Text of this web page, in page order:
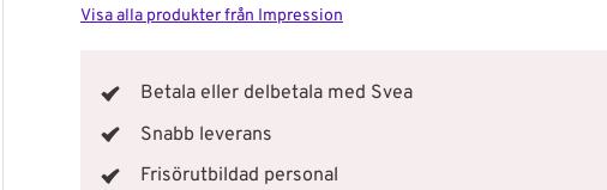
Visa alla produkter från Impression
Betala eller delbetala med Svea
Snabb leverans
Frisörutbildad personal